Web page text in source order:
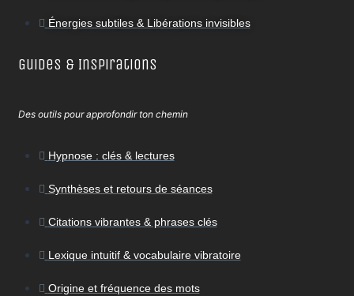
Énergies subtiles & Libérations invisibles
Guides & Inspirations
Des outils pour approfondir ton chemin
Hypnose : clés & lectures
Synthèses et retours de séances
Citations vibrantes & phrases clés
Lexique intuitif & vocabulaire vibratoire
Origine et fréquence des mots